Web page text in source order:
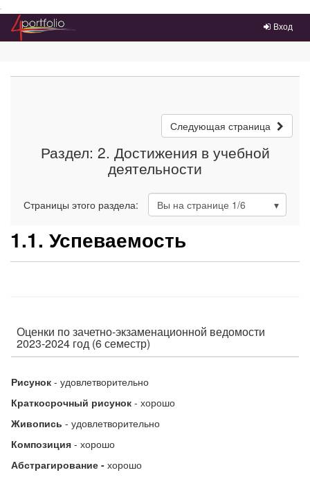
Преейти на главное меню
Вход
Следующая страница
Раздел: 2. Достижения в учебной
деятельности
Страницы этого раздела: Вы на странице 1/6
1.1. Успеваемость
Оценки по зачетно-экзаменационной ведомости
2023-2024 год (6 семестр)
Рисунок - удовлетворительно
Краткосрочный рисунок - хорошо
Живопись - удовлетворительно
Композиция - хорошо
Абстрагирование - хорошо